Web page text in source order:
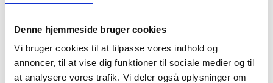
Denne hjemmeside bruger cookies
Vi bruger cookies til at tilpasse vores indhold og
annoncer, til at vise dig funktioner til sociale medier og til
at analysere vores trafik. Vi deler også oplysninger om
Revisor
Formål
Uoplyst